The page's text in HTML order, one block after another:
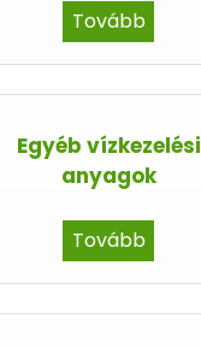
Tovább
Egyéb vízkezelési
anyagok
Tovább